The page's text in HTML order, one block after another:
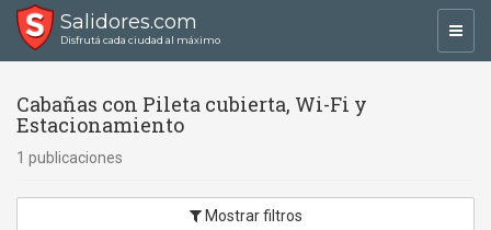
Salidores.com
Disfrutá cada ciudad al máximo
Cabañas con Pileta cubierta, Wi-Fi y
Estacionamiento
1 publicaciones
Mostrar filtros